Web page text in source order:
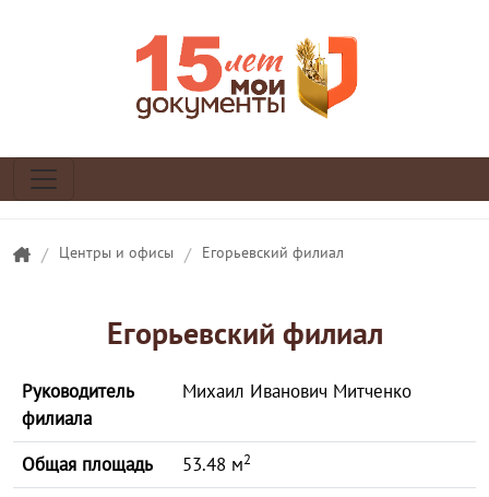
/ Центры и офисы / Егорьевский филиал
Егорьевский филиал
Руководитель
филиала
Михаил Иванович Митченко
Общая площадь 53.48 м2